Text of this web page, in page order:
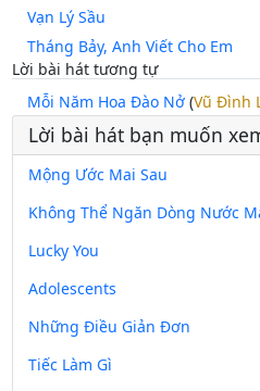
Vạn Lý Sầu
Tháng Bảy, Anh Viết Cho Em
Lời bài hát tương tự
Mỗi Năm Hoa Đào Nở(Vũ Đình
Lời bài hát bạn muốn
Mộng Ước Mai Sau
Không Thể Ngăn Dòng Nước
Lucky You
Adolescents
Những Điều Giản Đơn
Tiếc Làm Gì